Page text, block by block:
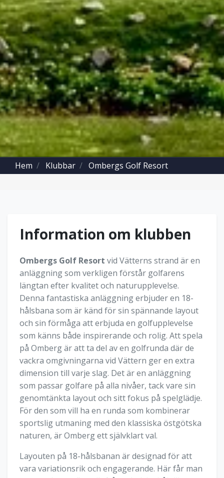
Hem Klubbar Ombergs Golf Resort
Information om klubben
Ombergs Golf Resort vid Vätterns strand är en
anläggning som verkligen förstår golfarens
längtan efter kvalitet och naturupplevelse.
Denna fantastiska anläggning erbjuder en 18-
hålsbana som är känd för sin spännande layout
och sin förmåga att erbjuda en golfupplevelse
som känns både inspirerande och rolig. Att spela
på Omberg är att ta del av en golfrunda där de
vackra omgivningarna vid Vättern ger en extra
dimension till varje slag. Det är en anläggning
som passar golfare på alla nivåer, tack vare sin
genomtänkta layout och sitt fokus på spelglädje.
För den som vill ha en runda som kombinerar
sportslig utmaning med den klassiska östgötska
naturen, är Omberg ett självklart val.
Layouten på 18-hålsbanan är designad för att
vara variationsrik och engagerande. Här får man